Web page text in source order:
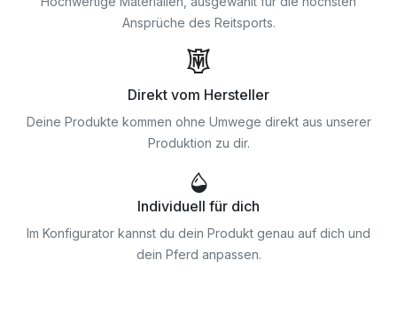
Ansprüche des Reitsports.
Direkt vom Hersteller
Deine Produkte kommen ohne Umwege direkt aus unserer
Produktion zu dir.
Individuell für dich
Im Konfigurator kannst du dein Produkt genau auf dich und
dein Pferd anpassen.